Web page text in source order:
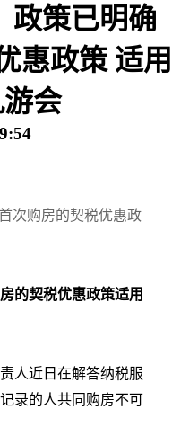
政策已明确
惠政策 适用
会
次购房的契税优惠政
的契税优惠政策适用
人近日在解答纳税服
录的人共同购房不可